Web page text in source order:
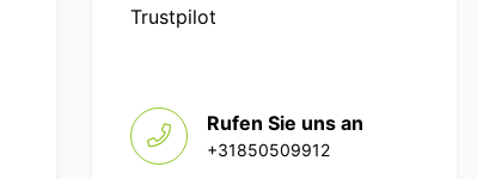
Trustpilot
Rufen Sie uns an
+31850509912